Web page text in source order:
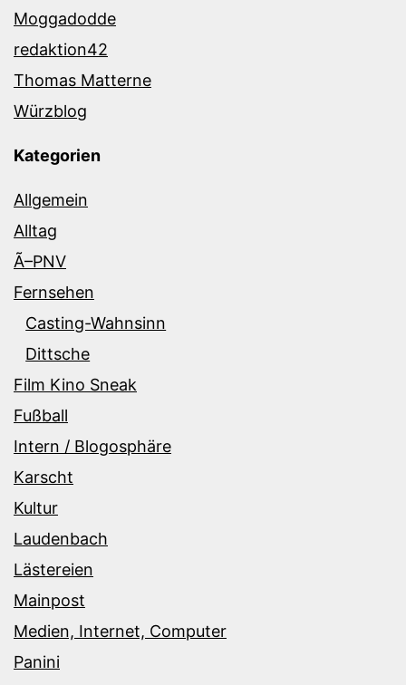
Moggadodde
redaktion42
Thomas Matterne
Würzblog
Kategorien
Allgemein
Alltag
Ã–PNV
Fernsehen
Casting-Wahnsinn
Dittsche
Film Kino Sneak
Fußball
Intern / Blogosphäre
Karscht
Kultur
Laudenbach
Lästereien
Mainpost
Medien, Internet, Computer
Panini